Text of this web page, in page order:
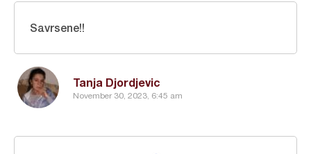
Tanja Djordjevic
November 30, 2023, 6:45 am
Savrsene!!